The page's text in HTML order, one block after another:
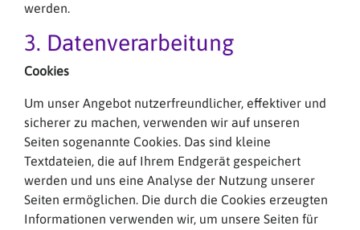
werden.
3. Datenverarbeitung
Cookies
Um unser Angebot nutzerfreundlicher, effektiver und
sicherer zu machen, verwenden wir auf unseren
Seiten sogenannte Cookies. Das sind kleine
Textdateien, die auf Ihrem Endgerät gespeichert
werden und uns eine Analyse der Nutzung unserer
Seiten ermöglichen. Die durch die Cookies erzeugten
Informationen verwenden wir, um unsere Seiten für